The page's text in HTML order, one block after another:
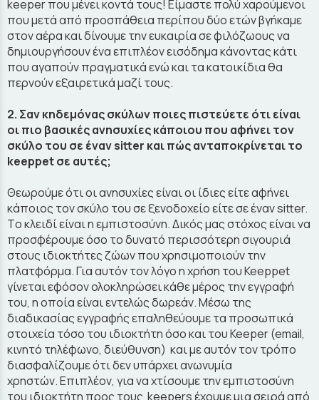
keeper που μένει κοντά τους! Είμαστε πολύ χαρούμενοι
που μετά από προσπάθεια περίπου δύο ετών βγήκαμε
στον αέρα και δίνουμε την ευκαιρία σε φιλόζωους να
δημιουργήσουν ένα επιπλέον εισόδημα κάνοντας κάτι
που αγαπούν πραγματικά ενώ και τα κατοικίδια θα
περνούν εξαιρετικά μαζί τους.
2. Σαν κηδεμόνας σκύλων ποιες πιστεύετε ότι είναι
οι πιο βασικές ανησυχίες κάποιου που αφήνει τον
σκύλο του σε έναν sitter και πώς ανταποκρίνεται το
keeppet σε αυτές;
Θεωρούμε ότι οι ανησυχίες είναι οι ίδιες είτε αφήνει
κάποιος τον σκύλο του σε ξενοδοχείο είτε σε έναν sitter.
Tο κλειδί είναι η εμπιστοσύνη. Δικός μας στόχος είναι να
προσφέρουμε όσο το δυνατό περισσότερη σιγουριά
στους ιδιοκτήτες ζώων που χρησιμοποιούν την
πλατφόρμα. Για αυτόν τον λόγο η χρήση του Keeppet
γίνεται εφόσον ολοκληρώσει κάθε μέρος την εγγραφή
του, η οποία είναι εντελώς δωρεάν. Μέσω της
διαδικασίας εγγραφής επαληθεύουμε τα προσωπικά
στοιχεία τόσο του ιδιοκτήτη όσο και του Keeper (email,
κινητό τηλέφωνο, διεύθυνση) και με αυτόν τον τρόπο
διασφαλίζουμε ότι δεν υπάρχει ανωνυμία
χρηστών. Επιπλέον, για να χτίσουμε την εμπιστοσύνη
του ιδιοκτήτη προς τους keepers έχουμε μια σειρά από